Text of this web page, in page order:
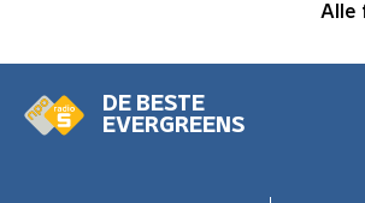
Alle
DE BESTE
EVERGREENS